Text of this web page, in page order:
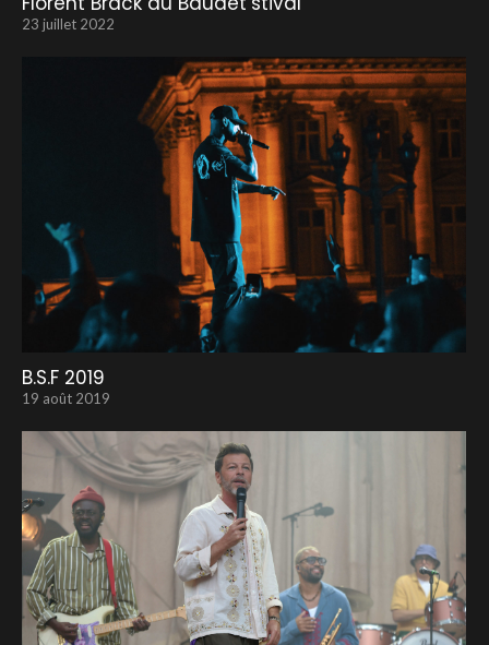
23 juillet 2022
B.S.F 2019
19 août 2019